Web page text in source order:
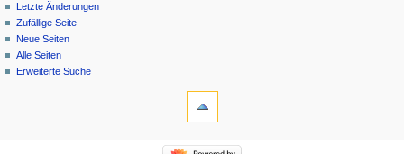
Letzte Änderungen
Zufällige Seite
Neue Seiten
Alle Seiten
Erweiterte Suche